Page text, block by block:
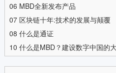
06 MBD全新发布产品
07 区块链十年:技术的发展与颠覆
08 什么是通证
10 什么是MBD？建设数字中国的